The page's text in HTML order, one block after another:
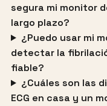
segura mi monitor
largo plazo?
¿Puedo usar mi
detectar la
fiable?
¿Cuáles son las
ECG en casa y un